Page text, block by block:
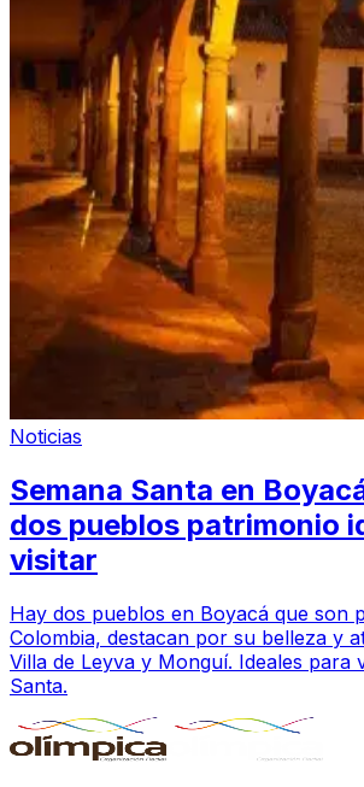
Noticias
Semana Santa en
dos pueblos patrimonio
visitar
Hay dos pueblos en Boyacá que son
Colombia, destacan por su belleza y
Villa de Leyva y Monguí. Ideales para
Santa.